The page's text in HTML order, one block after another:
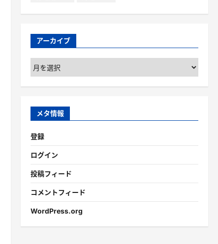
アーカイブ
ア
ー
カ
ブ
メタ情報
登録
ログイン
投稿フィード
コメントフィード
WordPress.org